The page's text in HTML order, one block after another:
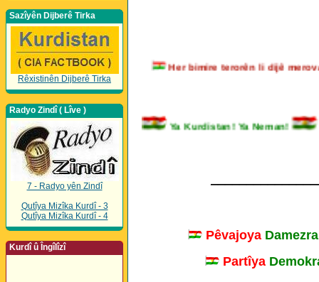
Sazîyên Dijberê Tirka
Rêxistinên Dijberê Tirka
Radyo Zindî ( Lîve )
7 - Radyo yên Zindî
Qutîya Mizîka Kurdî - 3
Qutîya Mizîka Kurdî - 4
Kurdî û Îngîlîzî
Her bimire terorên li dijê
Ya Kurdistan! Ya Neman!
Pêvajoya
Partîya